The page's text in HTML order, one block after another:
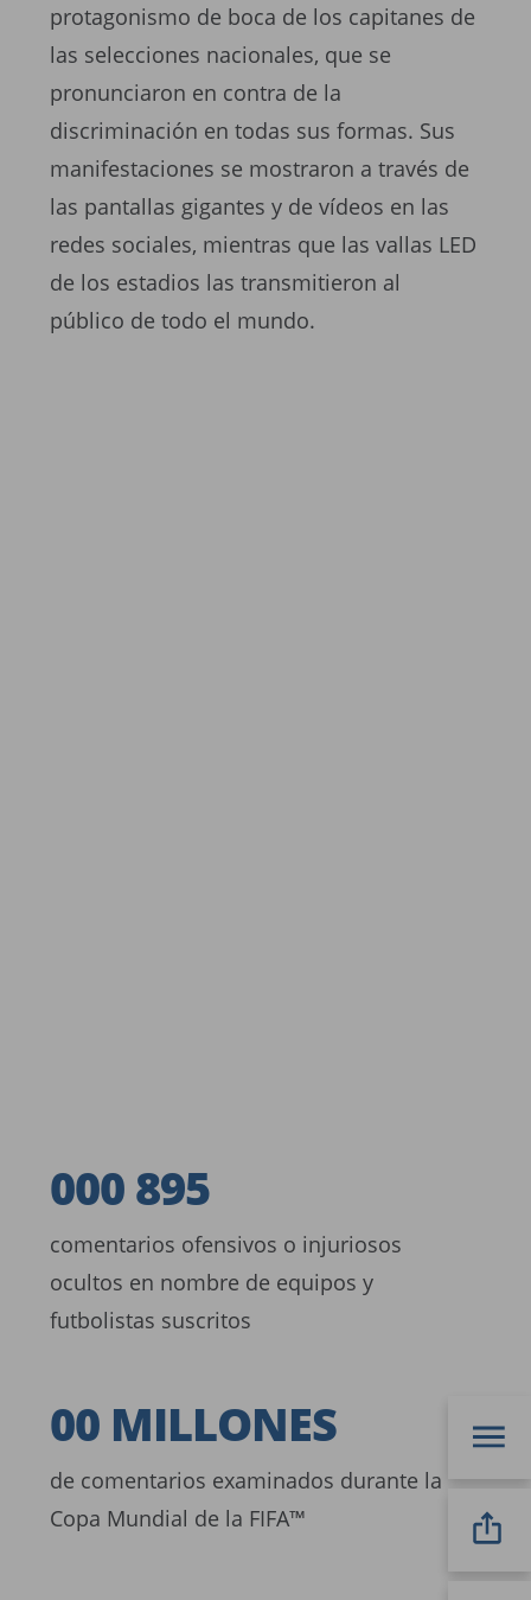
protagonismo de boca de los capitanes de
las selecciones nacionales, que se
pronunciaron en contra de la
discriminación en todas sus formas. Sus
manifestaciones se mostraron a través de
las pantallas gigantes y de vídeos en las
redes sociales, mientras que las vallas LED
de los estadios las transmitieron al
público de todo el mundo.
286
000895
comentarios ofensivos o injuriosos
ocultos en nombre de equipos y
futbolistas suscritos
14
00 MILLONES
de comentarios examinados durante la
Copa Mundial de la FIFA™